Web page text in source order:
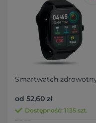
Smartwatch
od 52,60 zł
Dostępność: 1135 szt.